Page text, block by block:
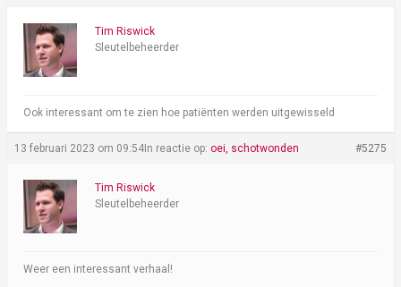
Tim Riswick
Sleutelbeheerder
Ook interessant om te zien hoe patiënten werden uitgewisseld
13 februari 2023 om 09:54In reactie op:oei, schotwonden #5275
Tim Riswick
Sleutelbeheerder
Weer een interessant verhaal!